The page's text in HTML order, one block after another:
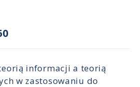
informacji a teorią
w zastosowaniu do